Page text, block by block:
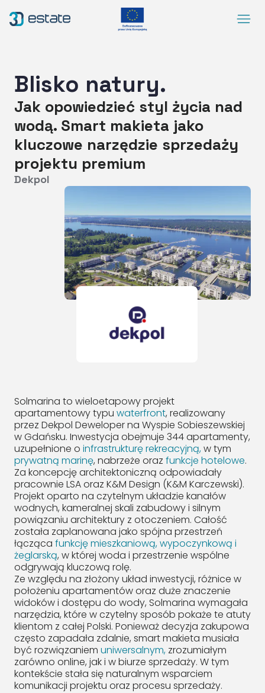
Menu
O nas
Kontakt
DEMO
BlogArrowRightLong
Blisko natury.
Jak opowiedzieć styl życia nad
wodą. Smart makieta jako
kluczowe narzędzie sprzedaży
projektu premium
Dekpol
Solmarina to wieloetapowy projekt
apartamentowy typu waterfront, realizowany
przez Dekpol Deweloper na Wyspie Sobieszewskiej
w Gdańsku. Inwestycja obejmuje 344 apartamenty,
uzupełnione o infrastrukturę rekreacyjną,w tym
prywatną marinę, nabrzeże oraz funkcje hotelowe.
Za koncepcję architektoniczną odpowiadały
pracownie LSA oraz K&M Design (K&M Karczewski).
Projekt oparto na czytelnym układzie kanałów
wodnych, kameralnej skali zabudowy i silnym
powiązaniu architektury z otoczeniem. Całość
została zaplanowana jako spójna przestrzeń
łącząca funkcję mieszkaniową, wypoczynkową i
żeglarską, w której woda i przestrzenie wspólne
odgrywają kluczową rolę.
Ze względu na złożony układ inwestycji, różnice w
położeniu apartamentów oraz duże znaczenie
widoków i dostępu do wody, Solmarina wymagała
narzędzia, które w czytelny sposób pokaże te atuty
klientom z całej Polski. Ponieważ decyzja zakupowa
często zapadała zdalnie, smart makieta musiała
być rozwiązaniem uniwersalnym, zrozumiałym
zarówno online, jak i w biurze sprzedaży. W tym
kontekście stała się naturalnym wsparciem
komunikacji projektu oraz procesu sprzedaży.